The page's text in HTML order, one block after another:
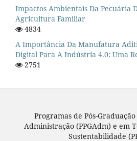
Impactos Ambientais Da Pecuária
Agricultura Familiar
4834
A Importância Da Manufatura
Digital Para A Indústria 4.0: Uma
2751
Programas de Pós-
Administração (PPGAdm) e em
Sustentabilidade